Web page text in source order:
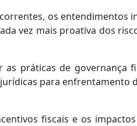
os
vez mais proativa dos
práticas de governança
para
fiscais e os